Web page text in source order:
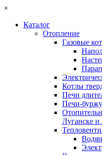
×
Каталог
Отопление
Газовые
Котлы
Печи
Печи-
Луганске